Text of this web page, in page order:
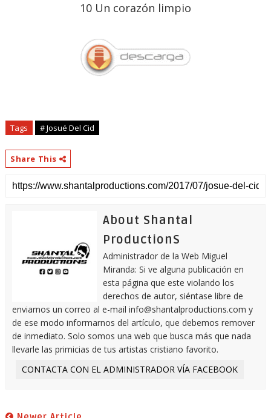
10 Un corazón limpio
Tags # Josué Del Cid
Share This
About Shantal
ProductionS
Administrador de la Web Miguel
Miranda: Si ve alguna publicación en
esta página que este violando los
derechos de autor, siéntase libre de
enviarnos un correo al e-mail info@shantalproductions.com y
de ese modo informarnos del artículo, que debemos remover
de inmediato. Solo somos una web que busca más que nada
llevarle las primicias de tus artistas cristiano favorito.
CONTACTA CON EL ADMINISTRADOR VÍA FACEBOOK